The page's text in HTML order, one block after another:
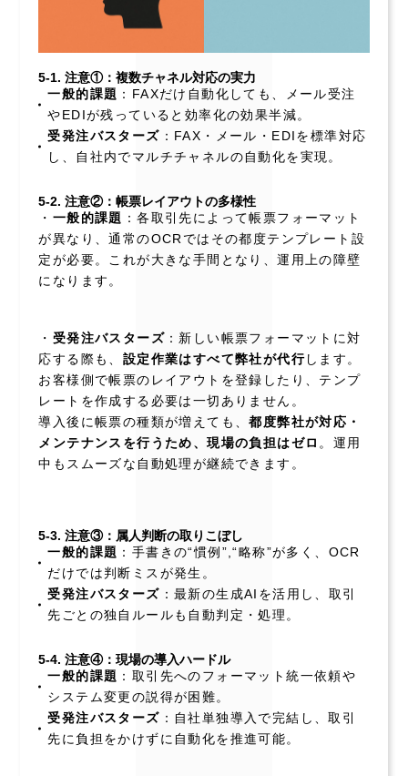
5-1. 注意①：複数チャネル対応の実力
一般的課題 ：FAXだけ自動化しても、メール受注
やEDIが残っていると効率化の効果半減。
受発注バスターズ ：FAX・メール・EDIを標準対応
し、自社内でマルチチャネルの自動化を実現。
5-2. 注意②：帳票レイアウトの多様性
・ 一般的課題 ：各取引先によって帳票フォーマット
が異なり、通常のOCRではその都度テンプレート設
定が必要。これが大きな手間となり、運用上の障壁
になります。
・ 受発注バスターズ ：新しい帳票フォーマットに対
応する際も、 設定作業はすべて弊社が代行します。
お客様側で帳票のレイアウトを登録したり、テンプ
レートを作成する必要は一切ありません。
導入後に帳票の種類が増えても、都度弊社が対応・
メンテナンスを行うため、現場の負担はゼロ 。運用
中もスムーズな自動処理が継続できます。
5-3. 注意③：属人判断の取りこぼし
一般的課題 ：手書きの“慣例”,“略称”が多く、OCR
だけでは判断ミスが発生。
受発注バスターズ ：最新の生成AIを活用し、取引
先ごとの独自ルールも自動判定・処理。
5-4. 注意④：現場の導入ハードル
一般的課題 ：取引先へのフォーマット統一依頼や
システム変更の説得が困難。
受発注バスターズ ：自社単独導入で完結し、取引
先に負担をかけずに自動化を推進可能。